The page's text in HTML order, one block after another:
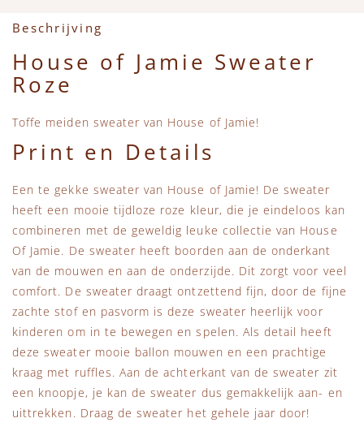
Tassen
Beren
+1 in the family
Piupiuchick
Play Up
Sproet & Sprout
Tiny Cottons
Beschrijving
House of Jamie Sweater
Roze
Toffe meiden sweater van House of Jamie!
Print en Details
Een te gekke sweater van House of Jamie! De sweater
heeft een mooie tijdloze roze kleur, die je eindeloos kan
combineren met de geweldig leuke collectie van House
Of Jamie. De sweater heeft boorden aan de onderkant
van de mouwen en aan de onderzijde. Dit zorgt voor veel
comfort. De sweater draagt ontzettend fijn, door de fijne
zachte stof en pasvorm is deze sweater heerlijk voor
kinderen om in te bewegen en spelen. Als detail heeft
deze sweater mooie ballon mouwen en een prachtige
kraag met ruffles. Aan de achterkant van de sweater zit
een knoopje, je kan de sweater dus gemakkelijk aan- en
uittrekken. Draag de sweater het gehele jaar door!